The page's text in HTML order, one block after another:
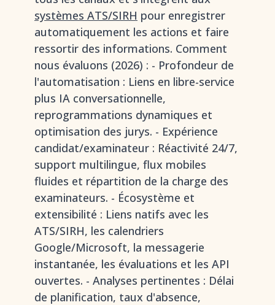
systèmes ATS/SIRH pour enregistrer
automatiquement les actions et faire
ressortir des informations. Comment
nous évaluons (2026) : - Profondeur de
l'automatisation : Liens en libre-service
plus IA conversationnelle,
reprogrammations dynamiques et
optimisation des jurys. - Expérience
candidat/examinateur : Réactivité 24/7,
support multilingue, flux mobiles
fluides et répartition de la charge des
examinateurs. - Écosystème et
extensibilité : Liens natifs avec les
ATS/SIRH, les calendriers
Google/Microsoft, la messagerie
instantanée, les évaluations et les API
ouvertes. - Analyses pertinentes : Délai
de planification, taux d'absence,